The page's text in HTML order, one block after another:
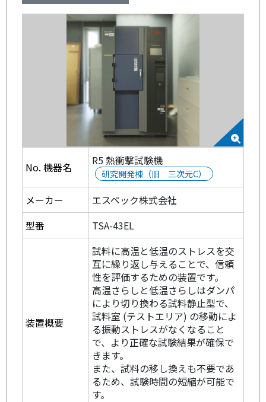
No. 機器名 R5 熱衝撃試験機
研究開発棟（旧 三次元C）
メーカー
エスペック株式会社
型番
TSA-43EL
装置概要
試料に高温と低温のストレスを交
互に繰り返し与えることで、信頼
性を評価するための装置です。
高温さらしと低温さらしはダンパ
により切り換わる試料静止型で、
試料室 (テストエリア) の移動によ
る振動ストレスがなくなること
で、より正確な試験結果が確保で
きます。
また、試料の移し換えも不要であ
るため、試験時間の短縮が可能で
す。